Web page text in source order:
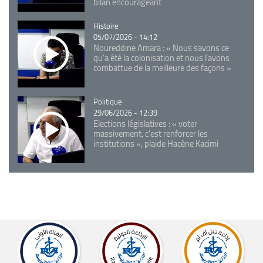
Catégorie
Histoire
05/07/2026 - 14:12
Noureddine Amara : « Nous savons ce
qu’a été la colonisation et nous l’avons
combattue de la meilleure des façons »
Catégorie
Politique
29/06/2026 - 12:39
Elections législatives : « voter
massivement, c'est renforcer les
institutions », plaide Hacène Kacimi